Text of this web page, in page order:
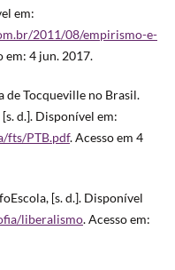
em:
2011/08/empirismo-e-
em: 4 jun. 2017.
de Tocqueville no Brasil.
d.]. Disponível em:
fts/PTB.pdf. Acesso em 4
[s. d.]. Disponível
liberalismo. Acesso em: